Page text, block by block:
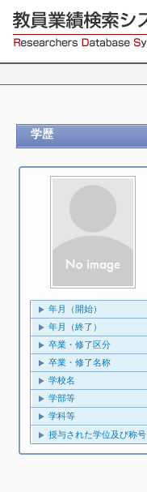
学歴
年月（開始）
年月（終了）
卒業・修了区分
卒業・修了名称
学校名
学部等
学科等
授与された学位及び称号